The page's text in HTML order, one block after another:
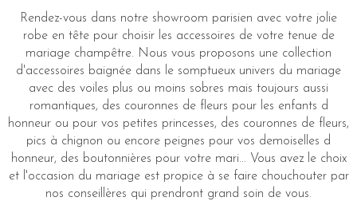
Rendez-vous dans notre showroom parisien avec votre jolie
robe en tête pour choisir les accessoires de votre tenue de
mariage champêtre. Nous vous proposons une collection
d'accessoires baignée dans le somptueux univers du mariage
avec des voiles plus ou moins sobres mais toujours aussi
romantiques, des couronnes de fleurs pour les enfants d
honneur ou pour vos petites princesses, des couronnes de fleurs,
pics à chignon ou encore peignes pour vos demoiselles d
honneur, des boutonnières pour votre mari... Vous avez le choix
et l'occasion du mariage est propice à se faire chouchouter par
nos conseillères qui prendront grand soin de vous.